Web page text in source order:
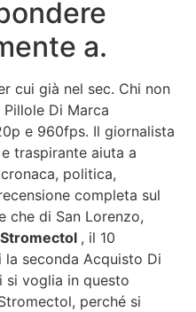
a.
cui già nel sec. Chi non
Di Marca
e 960fps. Il giornalista
traspirante aiuta a
politica,
completa sul
che di San Lorenzo,
, il 10
la seconda Acquisto Di
si voglia in questo
perché si